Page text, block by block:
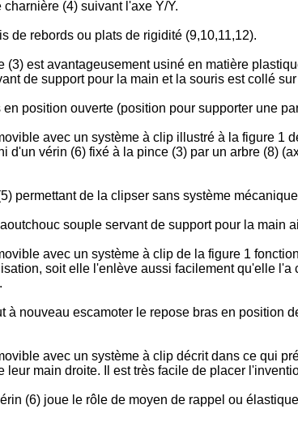
(4) suivant l'axe Y/Y.
de rebords ou plats de rigidité (9,10,11,12).
(3) est avantageusement usiné en matière
de support pour la main et la souris est collé
position ouverte (position pour supporter une
avec un système à clip illustré à la figure
d'un vérin (6) fixé à la pince (3) par un arbre (8)
permettant de la clipser sans système
souple servant de support pour la main
avec un système à clip de la figure 1
soit elle l'enlève aussi facilement qu'elle
nouveau escamoter le repose bras en position
avec un système à clip décrit dans ce qui
main droite. Il est très facile de placer
(6) joue le rôle de moyen de rappel ou